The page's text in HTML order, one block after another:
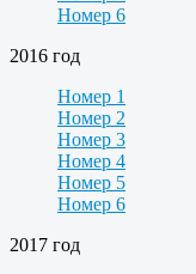
Номер 6
2016 год
Номер 1
Номер 2
Номер 3
Номер 4
Номер 5
Номер 6
2017 год